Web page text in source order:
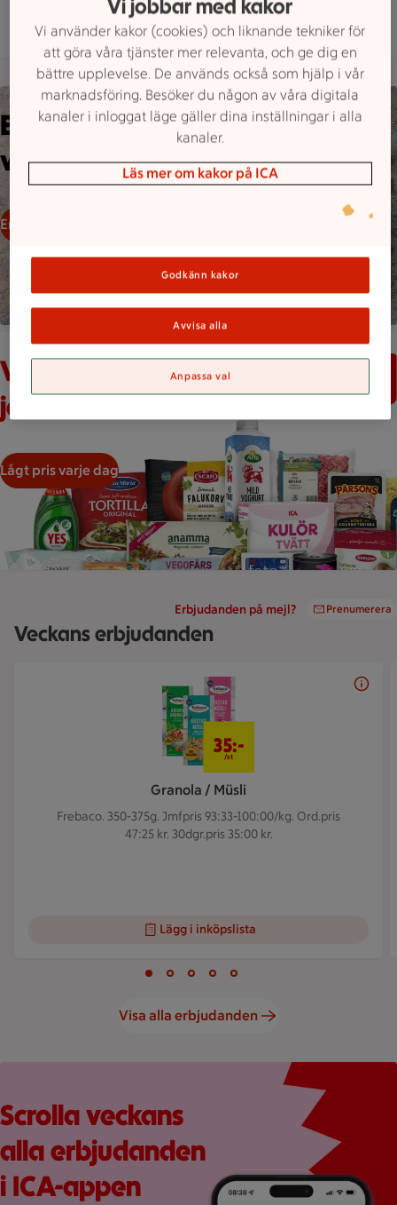
Mer butiksinfo
Bild på lagad mat, ris och falukorv
Enkel och billig
veckomeny
Enkel veckomeny
Varuberg med massor av varor från olika leverantörer
Varor till priser som tål att
jämföras
Lågt pris varje dag
Erbjudanden på mejl? Prenumerera
Veckans erbjudanden
Bildspel med 5 bilder.
Granola / Müsli
Frebaco. 350-375g. Jmfpris 93:33-100:00/kg. Ord.pris
47:25 kr. 30dgr.pris 35:00 kr.
35:-
/st
Lägg i inköpslista
Bild 1 av 5
Bild 2 av 5
Bild 3 av 5Bild 4 av 5
Visa alla erbjudanden
Röd bakgrund med stor rosa splash, en mobilskärmvy som
Scrolla veckans
alla erbjudanden
i ICA-appen
Vi jobbar med kakor
Vi använder kakor (cookies) och liknande tekniker för
att göra våra tjänster mer relevanta, och ge dig en
bättre upplevelse. De används också som hjälp i vår
marknadsföring. Besöker du någon av våra digitala
kanaler i inloggat läge gäller dina inställningar i alla
kanaler.
Läs mer om kakor på ICA
Godkänn kakor
Avvisa alla
Anpassa val